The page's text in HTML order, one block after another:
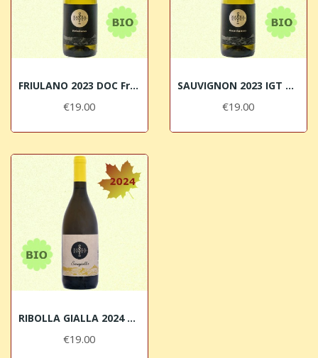
FRIULANO 2023 DOC Friuli Colli Orientali BIO...
€19.00
SAUVIGNON 2023 IGT Venezia Giulia BIO Sara & Sara
€19.00
RIBOLLA GIALLA 2024 DOC Friuli Colli Orientali...
€19.00